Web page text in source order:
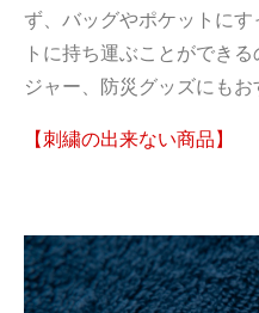
ず、バッグやポケットに
トに持ち運ぶことができ
ジャー、防災グッズにもお
【刺繍の出来ない商品】